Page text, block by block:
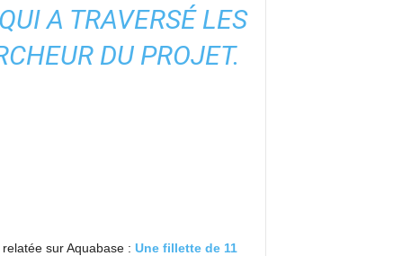
A TRAVERSÉ LES
DU PROJET.
sur Aquabase : Une fillette de 11